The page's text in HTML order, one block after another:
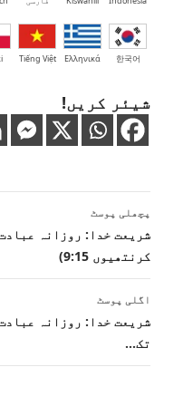
한국어
Ελληνικά
Tiếng Việt
شیئر کریں!
پوسٹوں
کی
نیویگیشن
پچھلی پوسٹ
کرنتھیوں 9:15)
اگلی پوسٹ
شریعت خدا: روزانہ
تک…